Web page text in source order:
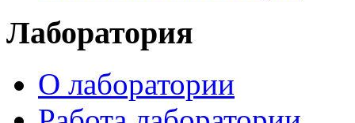
Лаборатория
О лаборатории